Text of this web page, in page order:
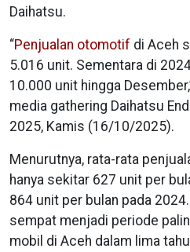
Daihatsu.
“Penjualan otomotif di Aceh
5.016 unit. Sementara di
10.000 unit hingga
media gathering Daihatsu
2025, Kamis (16/10/2025).
Menurutnya, rata-rata
hanya sekitar 627 unit per
864 unit per bulan pada
sempat menjadi periode
mobil di Aceh dalam lima